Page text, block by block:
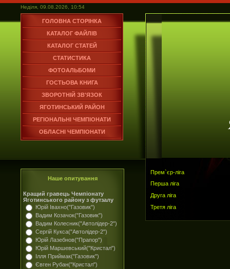
Неділя, 09.08.2026, 10:54
ГОЛОВНА СТОРІНКА
КАТАЛОГ ФАЙЛІВ
КАТАЛОГ СТАТЕЙ
СТАТИСТИКА
ФОТОАЛЬБОМИ
ГОСТЬОВА КНИГА
ЗВОРОТНІЙ ЗВ'ЯЗОК
ЯГОТИНСЬКИЙ РАЙОН
РЕГІОНАЛЬНІ ЧЕМПІОНАТИ
ОБЛАСНІ ЧЕМПІОНАТИ
Наше опитування
Кращий гравець Чемпіонату
Яготинського району з футзалу
Юрій Івахно("Газовик")
Вадим Козачок("Газовик")
Вадим Колесник("Автолідер-2")
Сергій Кукса("Автолідер-2")
Юрій Лазебнов("Прапор")
Юрій Маршевський("Кристал")
Ілля Приймак("Газовик")
Євген Рубан("Кристал")
Прем`єр-ліга
Перша ліга
Друга ліга
Третя ліга